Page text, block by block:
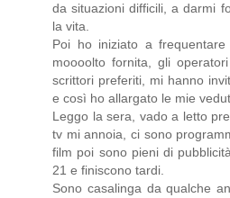
da situazioni difficili, a darmi
la vita.
Poi ho iniziato a
moooolto fornita, gli
scrittori preferiti, mi hanno
e così ho allargato le mie
Leggo la sera, vado a letto
tv mi annoia, ci sono
film poi sono pieni di
21 e finiscono tardi.
Sono casalinga da qualche